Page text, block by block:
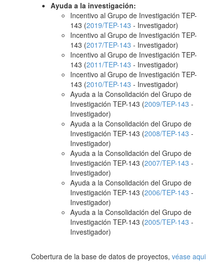
Ayuda a la investigación:
Incentivo al Grupo de Investigación TEP-
143 (2019/TEP-143 - Investigador)
Incentivo al Grupo de Investigación TEP-
143 (2017/TEP-143 - Investigador)
Incentivo al Grupo de Investigación TEP-
143 (2011/TEP-143 - Investigador)
Incentivo al Grupo de Investigación TEP-
143 (2010/TEP-143 - Investigador)
Ayuda a la Consolidación del Grupo de
Investigación TEP-143 (2009/TEP-143 -
Investigador)
Ayuda a la Consolidación del Grupo de
Investigación TEP-143 (2008/TEP-143 -
Investigador)
Ayuda a la Consolidación del Grupo de
Investigación TEP-143 (2007/TEP-143 -
Investigador)
Ayuda a la Consolidación del Grupo de
Investigación TEP-143 (2006/TEP-143 -
Investigador)
Ayuda a la Consolidación del Grupo de
Investigación TEP-143 (2005/TEP-143 -
Investigador)
Cobertura de la base de datos de proyectos, véase aqui